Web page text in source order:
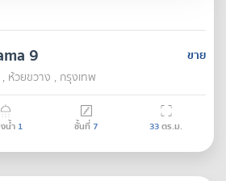
ขาย
9
ห้วยขวาง , กรุงเทพ
น้ำ 1 ชั้นที่7 33ตร.ม.